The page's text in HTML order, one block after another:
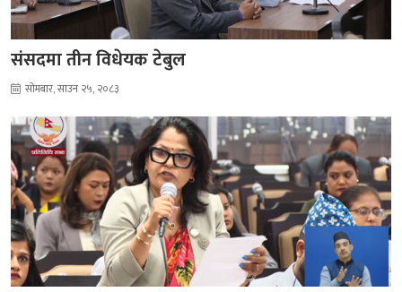
संसदमा तीन विधेयक टेबुल
सोमबार, साउन २५, २०८३